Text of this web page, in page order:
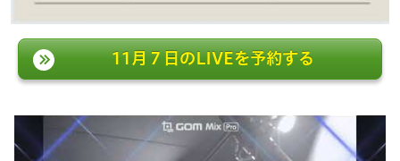
11月７日のLIVEを予約する